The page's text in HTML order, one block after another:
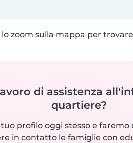
lo zoom sulla mappa per
di assistenza
quartiere?
profilo oggi stesso e faremo
in contatto le famiglie con